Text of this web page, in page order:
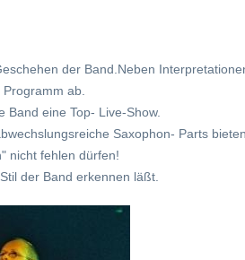
der Band.Neben
ab.
eine Top- Live-Show.
Saxophon- Parts
nicht fehlen dürfen!
der Band erkennen läßt.